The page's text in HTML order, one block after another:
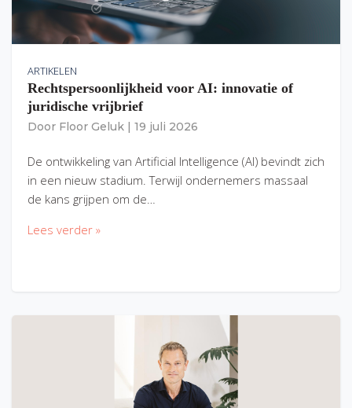
ARTIKELEN
Rechtspersoonlijkheid voor AI: innovatie of
juridische vrijbrief
Door Floor Geluk 19 juli 2026
De ontwikkeling van Artificial Intelligence (AI) bevindt zich
in een nieuw stadium. Terwijl ondernemers massaal
de kans grijpen om de…
Lees verder »